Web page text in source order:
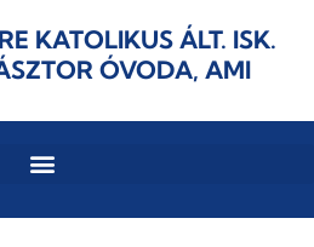
KATOLIKUS ÁLT. ISK.
ÓVODA, AMI